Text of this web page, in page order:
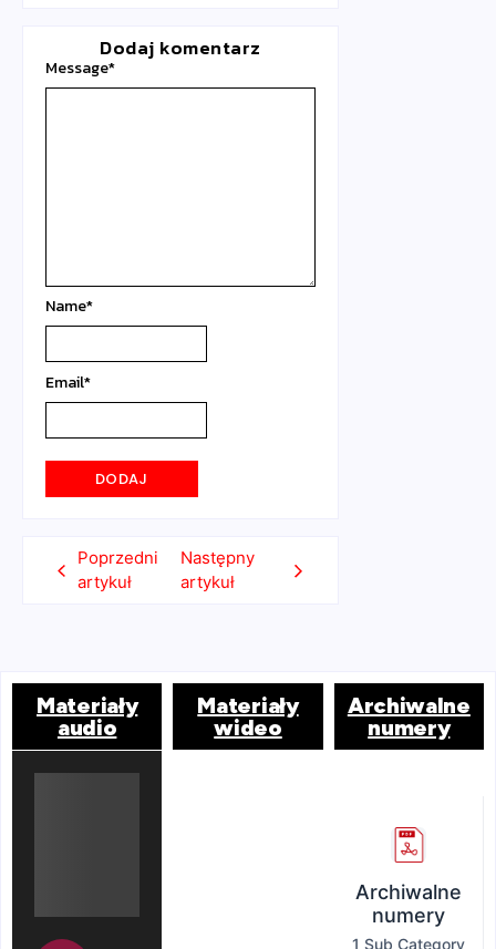
Dodaj komentarz
Message*
Name*
Email*
Poprzedni
artykuł
Następny
artykuł
Materiały
audio
Materiały
wideo
Archiwalne
numery
Archiwalne
numery
1 Sub Category